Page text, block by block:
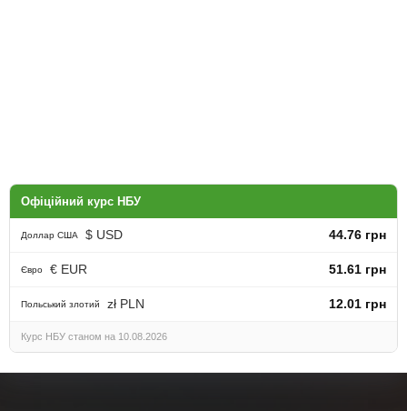
Офіційний курс НБУ
Доллар США $ USD 44.76 грн
Євро € EUR 51.61 грн
Польський злотий zł PLN 12.01 грн
Курс НБУ станом на 10.08.2026